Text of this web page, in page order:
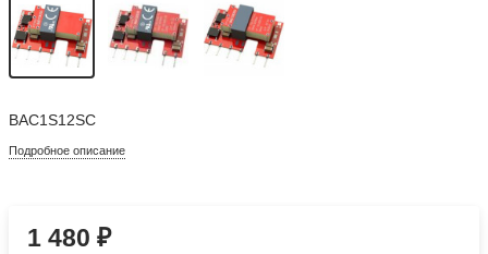
BAC1S12SC
Подробное описание
1 480₽